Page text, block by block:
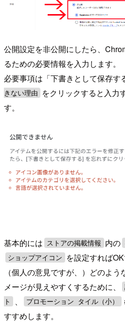
公開設定を非公開にしたら、
るための必要情報を入力します。
必要事項は「下書きとして保存す
きない理由
をクリックすると入力
す。
基本的には ストアの掲載情報 内の
ショップアイコン
を設定すればOK
（個人の意見ですが、）どのよ
メージが見えやすくするために、
ト
プロモーション タイル（小）
すすめします。